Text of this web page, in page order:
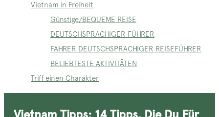
Vietnam in Freiheit
Günstige/BEQUEME REISE
DEUTSCHSPRACHIGER FÜHRER
FAHRER DEUTSCHSPRACHIGER REISEFÜHRER
BELIEBTESTE AKTIVITÄTEN
Triff einen Charakter